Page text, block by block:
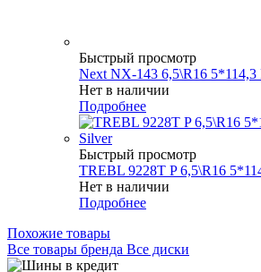
Быстрый просмотр
Next NX-143 6,5\R16 5*114,3
Нет в наличии
Подробнее
Быстрый просмотр
TREBL 9228T P 6,5\R16
Нет в наличии
Подробнее
Похожие товары
Все товары бренда Все диски